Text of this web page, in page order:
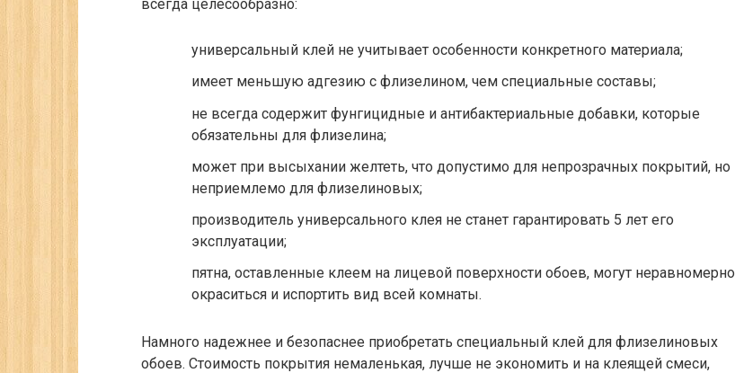
всегда целесообразно:
универсальный клей не учитывает особенности конкретного материала;
имеет меньшую адгезию с флизелином, чем специальные составы;
не всегда содержит фунгицидные и антибактериальные добавки, которые
обязательны для флизелина;
может при высыхании желтеть, что допустимо для непрозрачных покрытий, но
неприемлемо для флизелиновых;
производитель универсального клея не станет гарантировать 5 лет его
эксплуатации;
пятна, оставленные клеем на лицевой поверхности обоев, могут неравномерно
окраситься и испортить вид всей комнаты.
Намного надежнее и безопаснее приобретать специальный клей для флизелиновых
обоев. Стоимость покрытия немаленькая, лучше не экономить и на клеящей смеси,